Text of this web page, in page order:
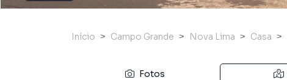
Início Campo Grande Nova Lima Casa
Fotos